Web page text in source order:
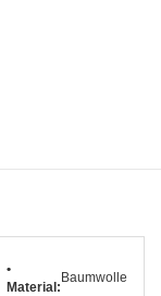
•
Material:
Baumwolle